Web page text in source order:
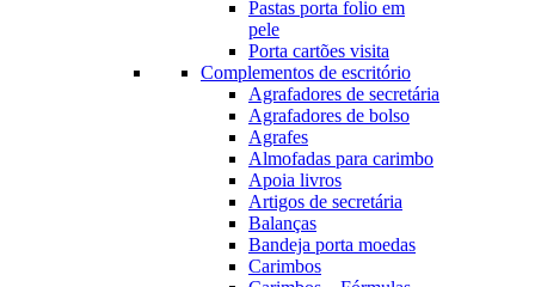
Pastas porta folio em
pele
Porta cartões visita
Complementos de escritório
Agrafadores de secretária
Agrafadores de bolso
Agrafes
Almofadas para carimbo
Apoia livros
Artigos de secretária
Balanças
Bandeja porta moedas
Carimbos